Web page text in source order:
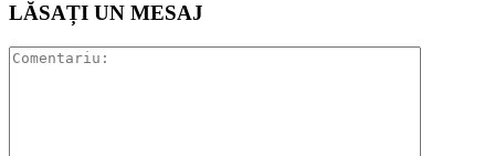
LĂSAȚI UN MESAJ